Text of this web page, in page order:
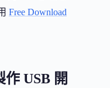
Free Download
作 USB 開